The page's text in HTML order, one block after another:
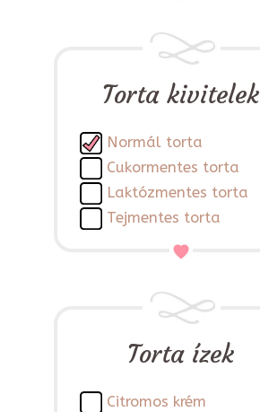
Torta kivitelek
Normál torta
Cukormentes torta
Laktózmentes torta
Tejmentes torta
Torta ízek
Citromos krém